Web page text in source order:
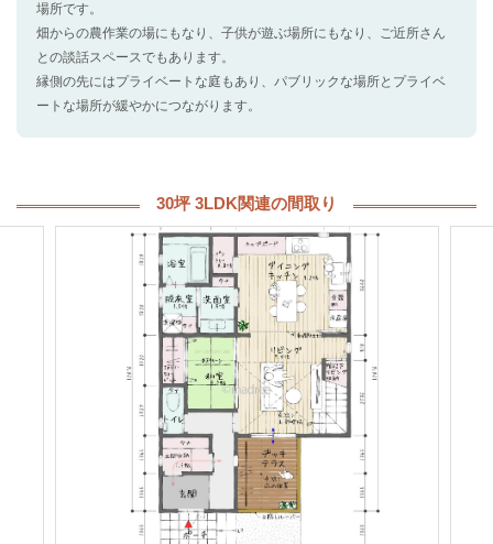
場所です。
畑からの農作業の場にもなり、子供が遊ぶ場所にもなり、ご近所さん
との談話スペースでもあります。
縁側の先にはプライベートな庭もあり、パブリックな場所とプライベ
ートな場所が緩やかにつながります。
30坪 3LDK関連の間取り